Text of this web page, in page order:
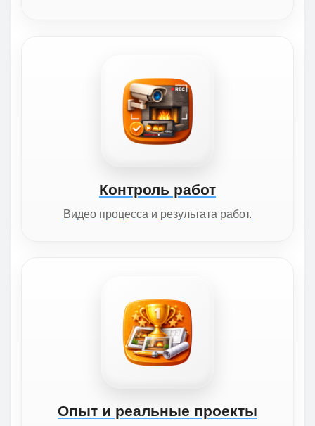
Контроль работ
Видео процесса и результата работ.
Опыт и реальные проекты